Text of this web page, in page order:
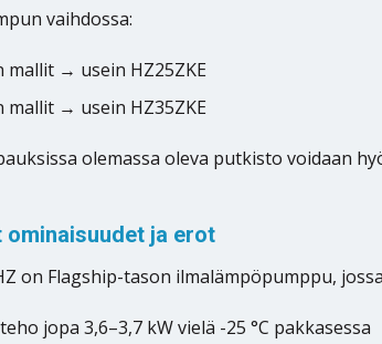
vaihdossa:
mallit → usein HZ25ZKE
mallit → usein HZ35ZKE
olemassa oleva putkisto voidaan
ominaisuudet ja erot
on Flagship-tason ilmalämpöpumppu,
jopa 3,6–3,7 kW vielä -25 °C pakkasessa